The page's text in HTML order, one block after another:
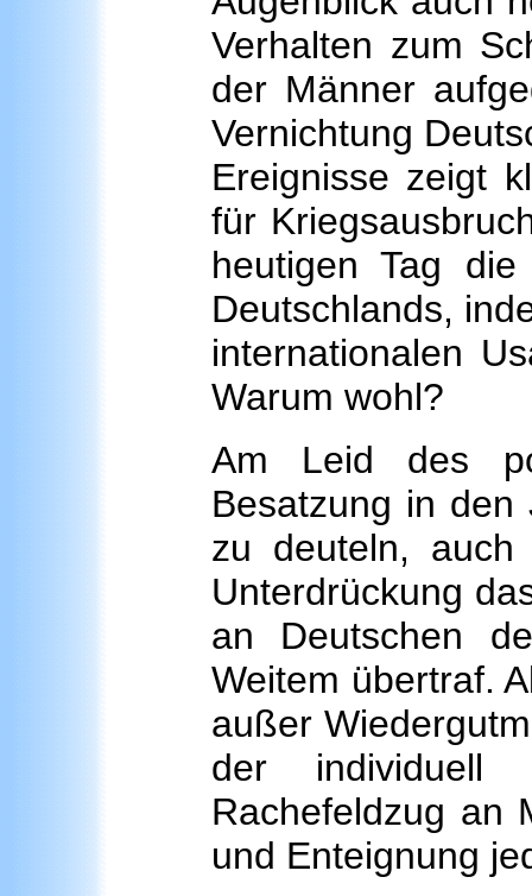
Verhalten zum
der Männer
Vernichtung
Ereignisse zeigt
für
heutigen Tag die
Deutschlands,
internationalen
Warum wohl?
Am Leid des
Besatzung in
zu deuteln,
Unterdrückung
an Deutschen
Weitem übertraf.
außer
der individuell
Rachefeldzug an
und Enteignung